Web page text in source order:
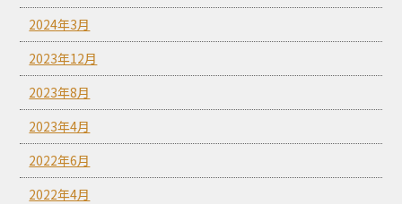
2024年3月
2023年12月
2023年8月
2023年4月
2022年6月
2022年4月